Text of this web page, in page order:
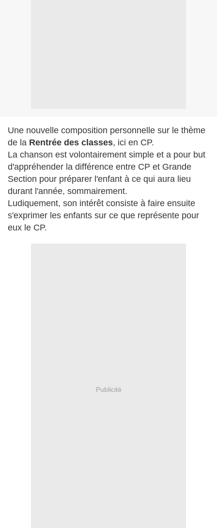
Une nouvelle composition personnelle sur le thème
de la Rentrée des classes, ici en CP.
La chanson est volontairement simple et a pour but
d'appréhender la différence entre CP et Grande
Section pour préparer l'enfant à ce qui aura lieu
durant l'année, sommairement.
Ludiquement, son intérêt consiste à faire ensuite
s'exprimer les enfants sur ce que représente pour
eux le CP.
Publicité